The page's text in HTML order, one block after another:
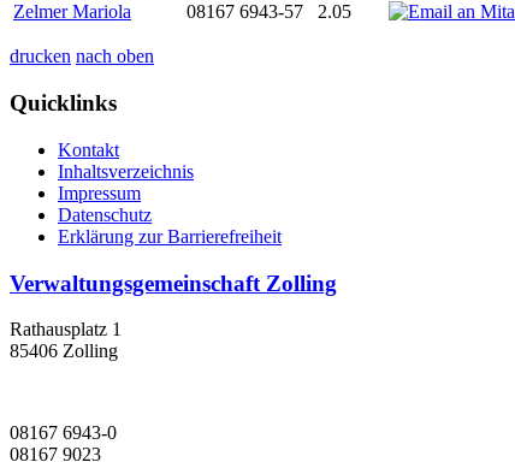
Zelmer Mariola
08167 6943-57 2.05
drucken nach oben
Quicklinks
Kontakt
Inhaltsverzeichnis
Impressum
Datenschutz
Erklärung zur Barrierefreiheit
Verwaltungsgemeinschaft Zolling
Rathausplatz 1
85406 Zolling
08167 6943-0
08167 9023